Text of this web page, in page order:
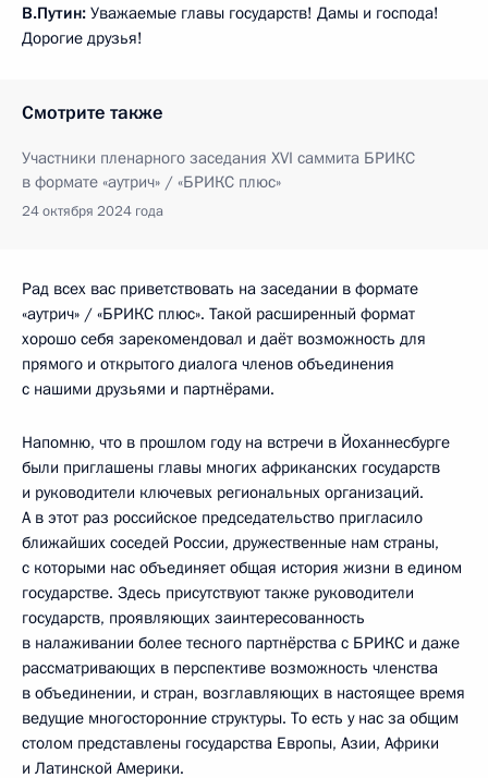
В.Путин: Уважаемые главы государств! Дамы и господа!
Дорогие друзья!
Смотрите также
Участники пленарного заседания XVI саммита БРИКС
в формате «аутрич» / «БРИКС плюс»
24 октября 2024 года
Рад всех вас приветствовать на заседании в формате
«аутрич» / «БРИКС плюс». Такой расширенный формат
хорошо себя зарекомендовал и даёт возможность для
прямого и открытого диалога членов объединения
с нашими друзьями и партнёрами.
Напомню, что в прошлом году на встречи в Йоханнесбурге
были приглашены главы многих африканских государств
и руководители ключевых региональных организаций.
А в этот раз российское председательство пригласило
ближайших соседей России, дружественные нам страны,
с которыми нас объединяет общая история жизни в едином
государстве. Здесь присутствуют также руководители
государств, проявляющих заинтересованность
в налаживании более тесного партнёрства с БРИКС и даже
рассматривающих в перспективе возможность членства
в объединении, и стран, возглавляющих в настоящее время
ведущие многосторонние структуры. То есть у нас за общим
столом представлены государства Европы, Азии, Африки
и Латинской Америки.